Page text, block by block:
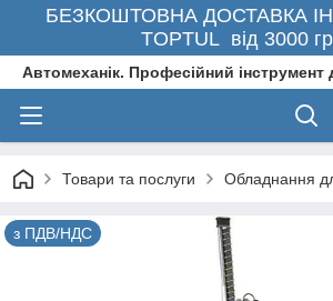
БЕЗКОШТОВНА ДОСТАВКА
TOPTUL від 3000
Автомеханік. Професійний
Товари та послуги Обладнання
з ПДВ/НДС